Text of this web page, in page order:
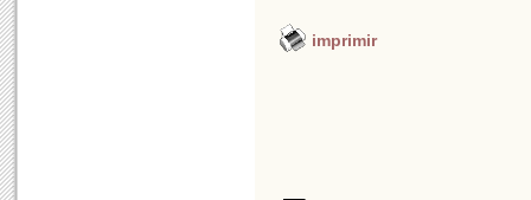
imprimir